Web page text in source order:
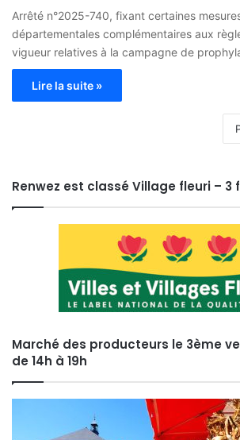
Arrêté n°2025-740, fixant certaines
départementales complémentaires aux
vigueur relatives à la campagne de
Lire la suite »
Renwez est classé Village fleuri – 3
Marché des producteurs le 3ème
de 14h à 19h